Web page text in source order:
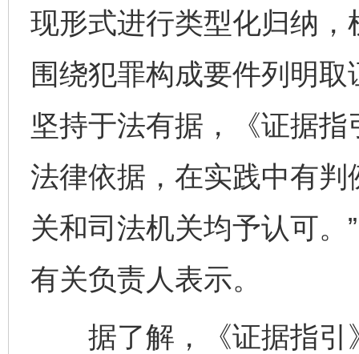
现形式进行类型化归纳
围绕犯罪构成要件列明
坚持于法有据，《证据
法律依据，在实践中有
关和司法机关均予认可
有关负责人表示。
据了解，《证据指引